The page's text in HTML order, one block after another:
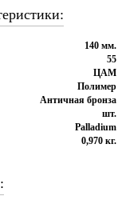
140 мм.
55
ЦАМ
Полимер
Античная бронза
шт.
Palladium
0,970 кг.